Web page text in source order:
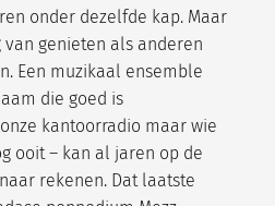
onder dezelfde kap. Maar
genieten als anderen
Een muzikaal ensemble
die goed is
kantoorradio maar wie
ooit – kan al jaren op de
rekenen. Dat laatste